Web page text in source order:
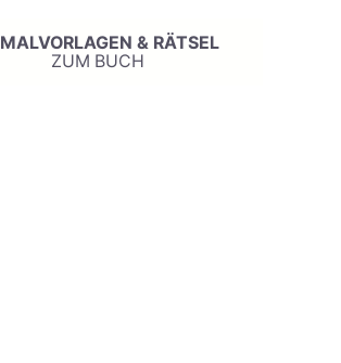
MALVORLAGEN & RÄTSEL
ZUM BUCH